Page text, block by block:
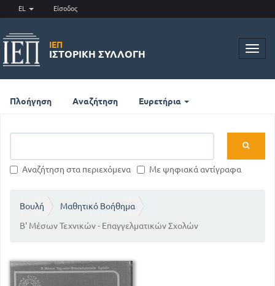
EL Είσοδος
ΙΕΠ
ΙΣΤΟΡΙΚΉ ΣΥΛΛΟΓΉ
Πλοήγηση Αναζήτηση Ευρετήρια
Αναζήτηση στα περιεχόμενα Με ψηφιακά αντίγραφα
Βουλή
Μαθητικό Βοήθημα
Β' Μέσων Τεχνικών - Επαγγελματικών Σχολών